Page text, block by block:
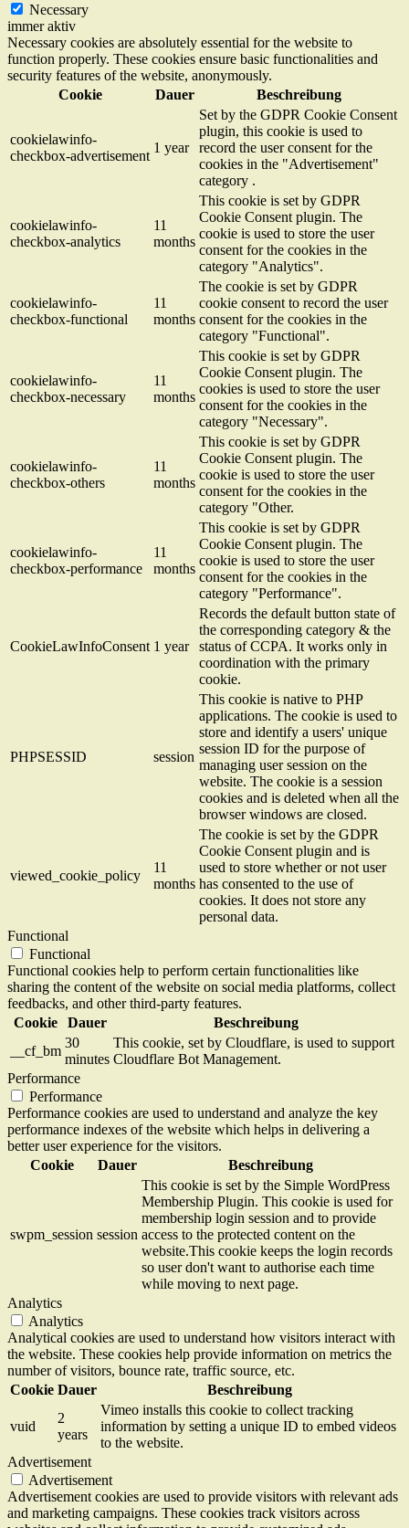
Necessary
immer aktiv
Necessary cookies are absolutely essential for the website to
function properly. These cookies ensure basic functionalities and
security features of the website, anonymously.
Cookie
Dauer Beschreibung
cookielawinfo-
checkbox-advertisement
1 year
Set by the GDPR Cookie Consent
plugin, this cookie is used to
record the user consent for the
cookies in the "Advertisement"
category .
cookielawinfo-
checkbox-analytics
11
months
This cookie is set by GDPR
Cookie Consent plugin. The
cookie is used to store the user
consent for the cookies in the
category "Analytics".
cookielawinfo-
checkbox-functional
11
months
The cookie is set by GDPR
cookie consent to record the user
consent for the cookies in the
category "Functional".
cookielawinfo-
checkbox-necessary
11
months
This cookie is set by GDPR
Cookie Consent plugin. The
cookies is used to store the user
consent for the cookies in the
category "Necessary".
cookielawinfo-
checkbox-others
11
months
This cookie is set by GDPR
Cookie Consent plugin. The
cookie is used to store the user
consent for the cookies in the
category "Other.
cookielawinfo-
checkbox-performance
11
months
This cookie is set by GDPR
Cookie Consent plugin. The
cookie is used to store the user
consent for the cookies in the
category "Performance".
CookieLawInfoConsent 1 year
Records the default button state of
the corresponding category & the
status of CCPA. It works only in
coordination with the primary
cookie.
PHPSESSID session
This cookie is native to PHP
applications. The cookie is used to
store and identify a users' unique
session ID for the purpose of
managing user session on the
website. The cookie is a session
cookies and is deleted when all the
browser windows are closed.
viewed_cookie_policy
11
months
The cookie is set by the GDPR
Cookie Consent plugin and is
used to store whether or not user
has consented to the use of
cookies. It does not store any
personal data.
Functional
Functional
Functional cookies help to perform certain functionalities like
sharing the content of the website on social media platforms, collect
feedbacks, and other third-party features.
Cookie
Dauer
Beschreibung
__cf_bm
30
minutes
This cookie, set by Cloudflare, is used to support
Cloudflare Bot Management.
Performance
Performance
Performance cookies are used to understand and analyze the key
performance indexes of the website which helps in delivering a
better user experience for the visitors.
Cookie
Dauer Beschreibung
swpm_session session
This cookie is set by the Simple WordPress
Membership Plugin. This cookie is used for
membership login session and to provide
access to the protected content on the
website.This cookie keeps the login records
so user don't want to authorise each time
while moving to next page.
Analytics
Analytics
Analytical cookies are used to understand how visitors interact with
the website. These cookies help provide information on metrics the
number of visitors, bounce rate, traffic source, etc.
Cookie Dauer Beschreibung
vuid
2
years
Vimeo installs this cookie to collect tracking
information by setting a unique ID to embed videos
to the website.
Advertisement
Advertisement
Advertisement cookies are used to provide visitors with relevant ads
and marketing campaigns. These cookies track visitors across